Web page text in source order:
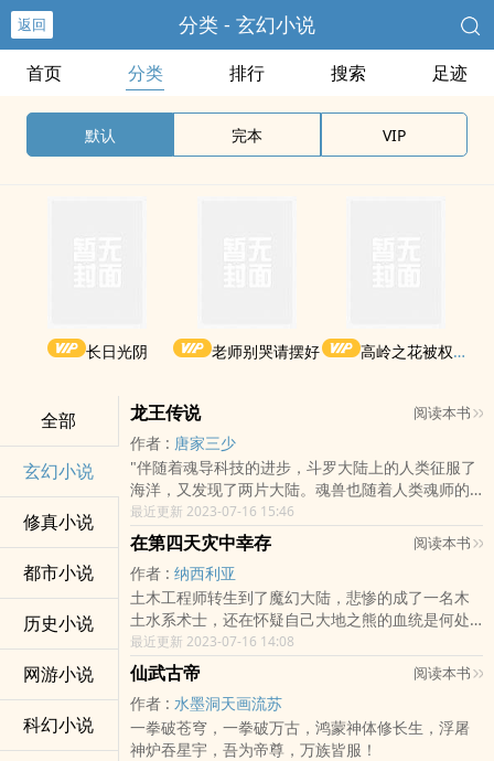
返回 分类 - 玄幻小说
首页 分类 排行 搜索 足迹
默认 完本 VIP
长日光阴 老师别哭请摆好 高岭之花被权贵轮了后
全部
玄幻小说
修真小说
都市小说
历史小说
网游小说
科幻小说
龙王传说 阅读本书
作者 : 唐家三少
"伴随着魂导科技的进步，斗罗大陆上的人类征服了
海洋，又发现了两片大陆。魂兽也随着人类魂师的
猎杀无度走向灭亡，沉睡无数年的魂兽之王在星斗
大森林最后的净土苏醒，它要带领仅存的族人，向
人类复仇！唐舞麟立志要成为一名强大的魂师，可
当武魂觉醒时，苏醒的，却是……旷世之才，龙王之
争，我们的龙王传说，将由此开始。"
最近更新 2023-07-16 15:46
在第四天灾中幸存 阅读本书
作者 : 纳西利亚
土木工程师转生到了魔幻大陆，悲惨的成了一名木
土水系术士，还在怀疑自己大地之熊的血统是何处
而来时，隔壁天选之子召唤出了玩家。看着别人的
风云人生，希尔只想好好藏起来。*苹果…安卓@应
用搜索*
最近更新 2023-07-16 14:08
仙武古帝 阅读本书
作者 : 水墨洞天画流苏
一拳破苍穹，一拳破万古，鸿蒙神体修长生，浮屠
神炉吞星宇，吾为帝尊，万族皆服！